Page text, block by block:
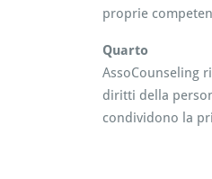
proprie
Quarto
AssoCounseling
diritti della
condividono la